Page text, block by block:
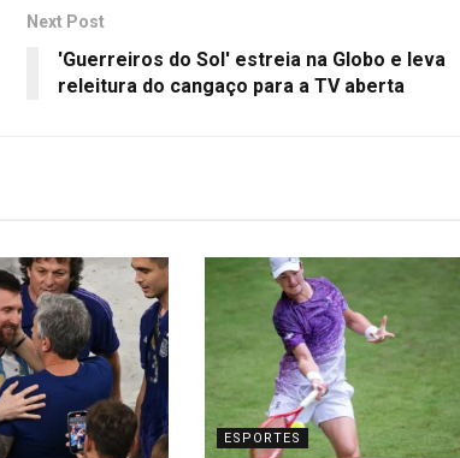
Next Post
'Guerreiros do Sol' estreia na Globo e leva
releitura do cangaço para a TV aberta
ESPORTES